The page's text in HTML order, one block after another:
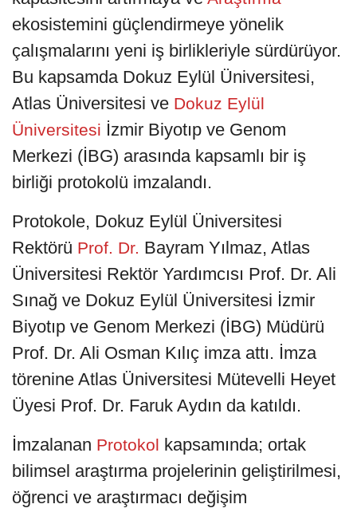
ekosistemini güçlendirmeye yönelik
çalışmalarını yeni iş birlikleriyle sürdürüyor.
Bu kapsamda Dokuz Eylül Üniversitesi,
Atlas Üniversitesi ve Dokuz Eylül
Üniversitesi İzmir Biyotıp ve Genom
Merkezi (İBG) arasında kapsamlı bir iş
birliği protokolü imzalandı.
Protokole, Dokuz Eylül Üniversitesi
Rektörü Prof. Dr. Bayram Yılmaz, Atlas
Üniversitesi Rektör Yardımcısı Prof. Dr. Ali
Sınağ ve Dokuz Eylül Üniversitesi İzmir
Biyotıp ve Genom Merkezi (İBG) Müdürü
Prof. Dr. Ali Osman Kılıç imza attı. İmza
törenine Atlas Üniversitesi Mütevelli Heyet
Üyesi Prof. Dr. Faruk Aydın da katıldı.
İmzalanan Protokol kapsamında; ortak
bilimsel araştırma projelerinin geliştirilmesi,
öğrenci ve araştırmacı değişim